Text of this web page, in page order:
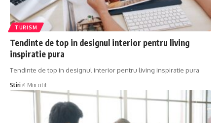
TURISM
Tendinte de top in designul interior pentru living
inspiratie pura
Tendinte de top in designul interior pentru living inspiratie pura
Stiri 4 Min citit